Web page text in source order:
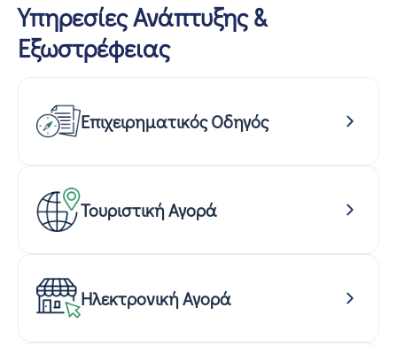
Υπηρεσίες Ανάπτυξης &
Εξωστρέφειας
Επιχειρηματικός Οδηγός
Τουριστική Αγορά
Ηλεκτρονική Αγορά